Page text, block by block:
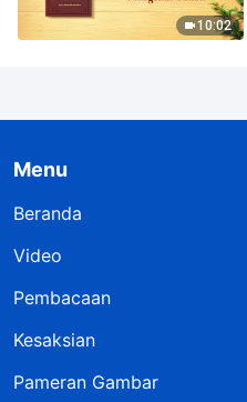
10:02
Menu
Beranda
Video
Pembacaan
Kesaksian
Pameran Gambar